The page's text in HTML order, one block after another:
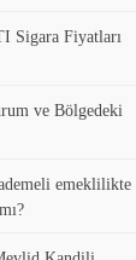
Sigara Fiyatları
ve Bölgedeki
emeklilikte